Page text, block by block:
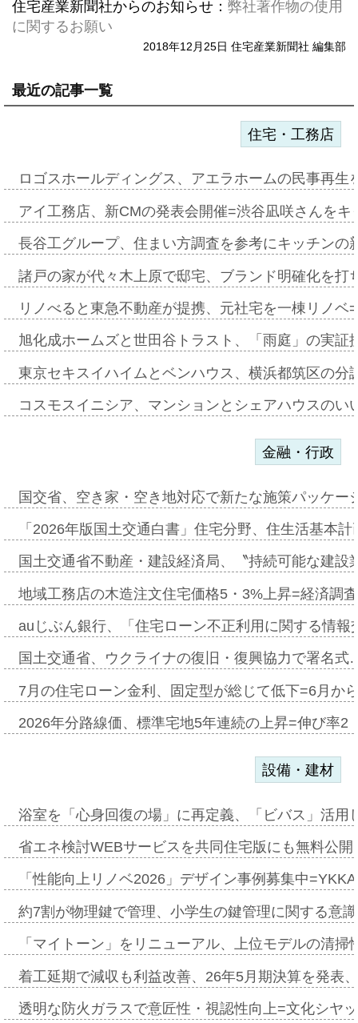
住宅産業新聞社からのお知らせ： 弊社著作物の使用
に関するお願い
2018年12月25日 住宅産業新聞社 編集部
最近の記事一覧
住宅・工務店
ロゴスホールディングス、アエラホームの民事再
アイ工務店、新CMの発表会開催=渋谷凪咲さんを
長谷工グループ、住まい方調査を参考にキッチン
諸戸の家が代々木上原で邸宅、ブランド明確化を
リノべると東急不動産が提携、元社宅を一棟リノ
旭化成ホームズと世田谷トラスト、「雨庭」の実
東京セキスイハイムとベンハウス、横浜都筑区の
コスモスイニシア、マンションとシェアハウスの
金融・行政
国交省、空き家・空き地対応で新たな施策パッケ
「2026年版国土交通白書」住宅分野、住生活基本
国土交通省不動産・建設経済局、〝持続可能な建
地域工務店の木造注文住宅価格5・3%上昇=経済調
auじぶん銀行、「住宅ローン不正利用に関する情
国土交通省、ウクライナの復旧・復興協力で署名
7月の住宅ローン金利、固定型が総じて低下=6月か
2026年分路線価、標準宅地5年連続の上昇=伸び率
設備・建材
浴室を「心身回復の場」に再定義、「ビバス」活
省エネ検討WEBサービスを共同住宅版にも無料公
「性能向上リノベ2026」デザイン事例募集中
約7割が物理鍵で管理、小学生の鍵管理に関する意
「マイトーン」をリニューアル、上位モデルの清
着工延期で減収も利益改善、26年5月期決算を発表
透明な防火ガラスで意匠性・視認性向上=文化シヤ